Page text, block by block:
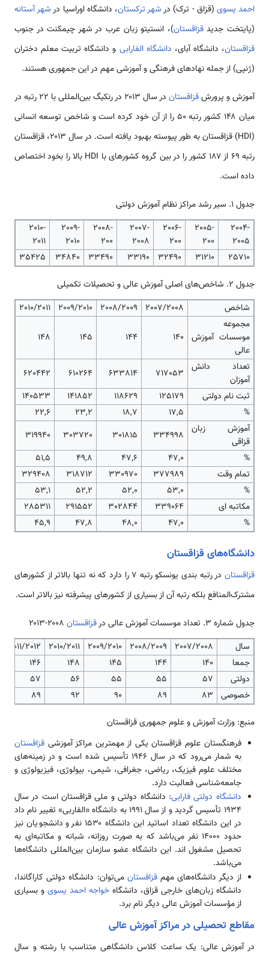
احمد یسوی (قزاق - ترک) درشهر ترکستان، دانشگاه اوراسیا درشهر آستانه
(پایتخت جدیدقزاقستان)، انستیتو زبان عرب در شهر چیمکنت در جنوب
قزاقستان، دانشگاه آبای، دانشگاه الفارابی و دانشگاه تربیت معلم دختران
(ژنپی) از جمله نهادهای فرهنگی و آموزشی مهم در این جمهوری هستند.
آموزش و پرورشقزاقستان
در سال ۲۰۱۳ در رنکیگ بین‌المللی با ۲۲ رتبه در
میان ۱۴۸ کشور رتبه ۵۰ را از آن خود کرده است و شاخص توسعه انسانی
(HDI) قزاقستان به طور پیوسته بهبود یافته است. در سال ۲۰۱۳، قزاقستان
رتبه ۶۹ از ۱۸۷ کشور را در بین گروه کشورهای با HDI بالا را بخود اختصاص
داده است.
جدول 1. سیر رشد مراکز نظام آموزش دولتی
2004-
2005
2005-
200
2006-
200
2007-
2008
2008-
200
2009-
2010
2010-
2011
25710
31210
32490
33190
33490
34840
35425
جدول ۲. شاخص‌های اصلی آموزش عالی و تحصیلات تکمیلی
شاخص
2007/2008
2008/2009
2009/2010
2010/2011
مجموعه
موسسات آموزش
عالی
140
144
145
148
تعداد دانش
آموزان
717053
633814
610264
620442
ثبت نام دولتی
125179
118629
141852
140533
%
17,5
18,7
23,2
22,6
آموزش زبان
قزاقی
334998
301815
303720
319940
%
47,0
47,6
49,8
51,5
تمام وقت
377989
330970
318712
329408
%
53,0
52,0
52,2
53,1
مکاتبه ای
339064
302844
291552
285311
%
47,0
48,0
47,8
45,9
دانشگاه‌های قزاقستان
قزاقستان
در رتبه بندی یونسکو رتبه ۷ را دارد که نه تنها بالاتر از کشورهای
مشترک‌المنافع بلکه رتبه آن از بسیاری از کشورهای پیشرفته نیز بالاتر است.
جدول شماره 3. تعداد موسسات آموزش عالی در قزاقستان
سال
2007/2008
2008/2009
2009/2010
2010/2011
2011/2012
جمعا
140
144
145
148
146
دولتی
57
55
55
56
57
خصوصی
83
89
90
92
89
منبع: وزارت آموزش و علوم جمهوری قزاقستان
فرهنگستان علوم قزاقستان یکی از مهمترین مراکز آموزشی قزاقستان
به شمار می‌رود که در سال ۱۹۴۶ تأسیس شده است و در زمینه‌های
مختلف علوم فیزیک، ریاضی، جغرافی، شیمی، بیولوژی، فیزیولوژی و
جامعه‌شناسی فعالیت دارد.
دانشگاه دولتی فارابی: دانشگاه دولتی و ملی قزاقستان است در سال
۱۹۳۴ تأسیس گردید و از سال ۱۹۹۱ به دانشگاه «الفاربی» تغییر نام داد
در این دانشگاه تعداد اساتید این دانشگاه ۱۵۳۰ نفر و دانشجویان نیز
حدود ۱۴۰۰۰ نفر می‌باشد که به صورت روزانه، شبانه و مکاتبه‌ای به
تحصیل مشغول اند. این دانشگاه عضو سازمان بین‌المللی دانشگاه‌ها
می‌باشد.
از دیگر دانشگاه‌های مهمقزاقستان می‌توان: دانشگاه دولتی کاراگاندا،
دانشگاه زبان‌های خارجی قزاق، دانشگاهخواجه احمد یسوی و بسیاری
از مؤسسات آموزش عالی دیگر نام برد.
مقاطع تحصیلی در مراکز آموزش عالی
در آموزش عالی: یک ساعت کلاس دانشگاهی متناسب با رشته و سال